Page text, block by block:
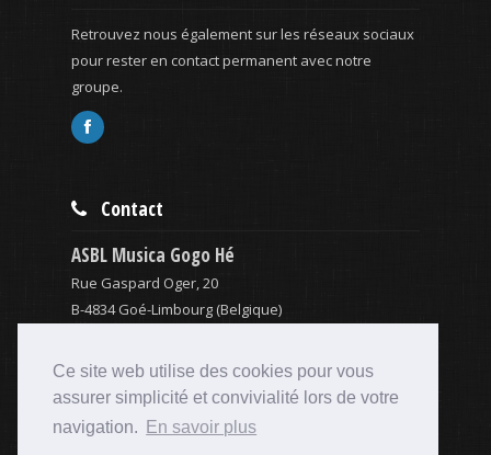
Ce site web utilise des cookies pour vous
assurer simplicité et convivialité lors de votre
navigation.
En savoir plus
Retrouvez nous également sur les réseaux sociaux
pour rester en contact permanent avec notre
groupe.
Contact
ASBL Musica Gogo Hé
Rue Gaspard Oger, 20
B-4834 Goé-Limbourg (Belgique)
0032 (0) 0473 34 32 33
© Copyright ASBL Musica Gogo Hé - Toute